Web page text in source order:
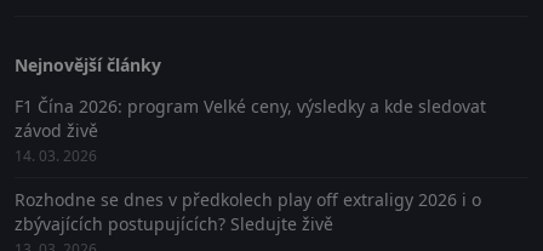
Nejnovější články
F1 Čína 2026: program Velké ceny, výsledky a kde sledovat
závod živě
14. 03. 2026
Rozhodne se dnes v předkolech play off extraligy 2026 i o
zbývajících postupujících? Sledujte živě